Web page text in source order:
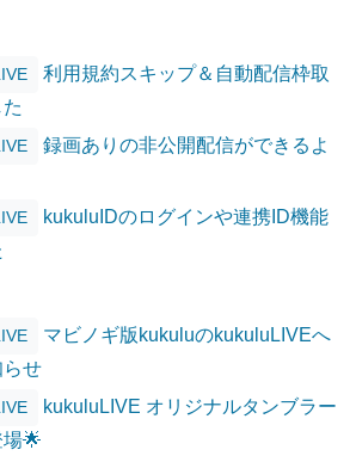
利用規約スキップ＆自動配信枠取
録画ありの非公開配信ができるよ
kukuluIDのログインや連携ID機能
マビノギ版kukuluのkukuluLIVEへ
せ
kukuluLIVE オリジナルタンブラー
🌟